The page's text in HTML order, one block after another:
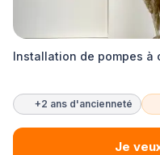
Installation de pompes à
+2 ans d'ancienneté
Je